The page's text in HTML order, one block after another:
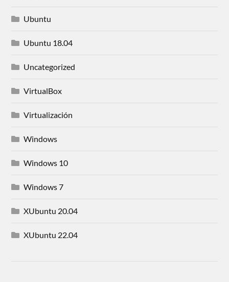
Ubuntu
Ubuntu 18.04
Uncategorized
VirtualBox
Virtualización
Windows
Windows 10
Windows 7
XUbuntu 20.04
XUbuntu 22.04